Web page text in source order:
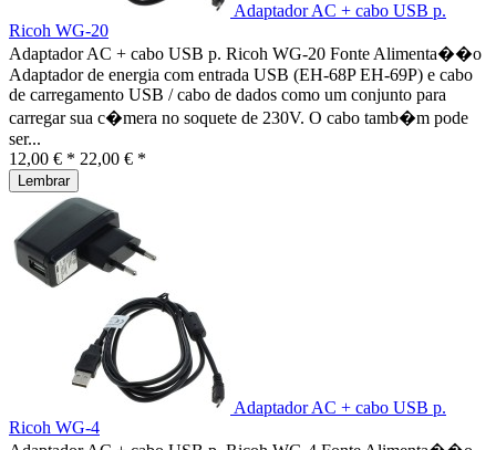
Adaptador AC + cabo USB p.
Ricoh WG-20
Adaptador AC + cabo USB p. Ricoh WG-20 Fonte Alimenta��o
Adaptador de energia com entrada USB (EH-68P EH-69P) e cabo
de carregamento USB / cabo de dados como um conjunto para
carregar sua c�mera no soquete de 230V. O cabo tamb�m pode
ser...
12,00 € * 22,00 € *
Lembrar
Adaptador AC + cabo USB p.
Ricoh WG-4